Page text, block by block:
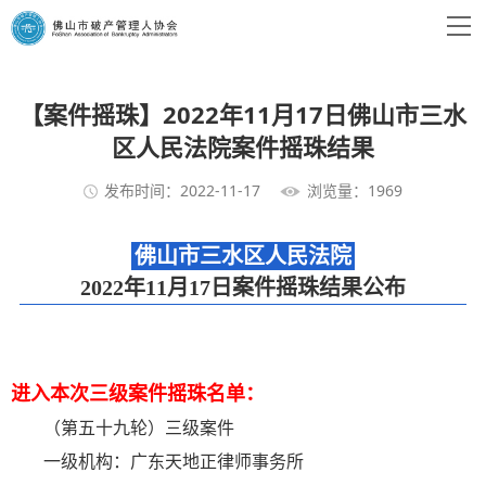
【案件摇珠】2022年11月17日佛山市三水
区人民法院案件摇珠结果
发布时间：2022-11-17 浏览量：1969
佛山市三水区人民法院
2022年11月17日案件摇珠结果公布
进入本次三级案件摇珠名单：
（第五十九轮）三级案件
一级机构：广东天地正律师事务所